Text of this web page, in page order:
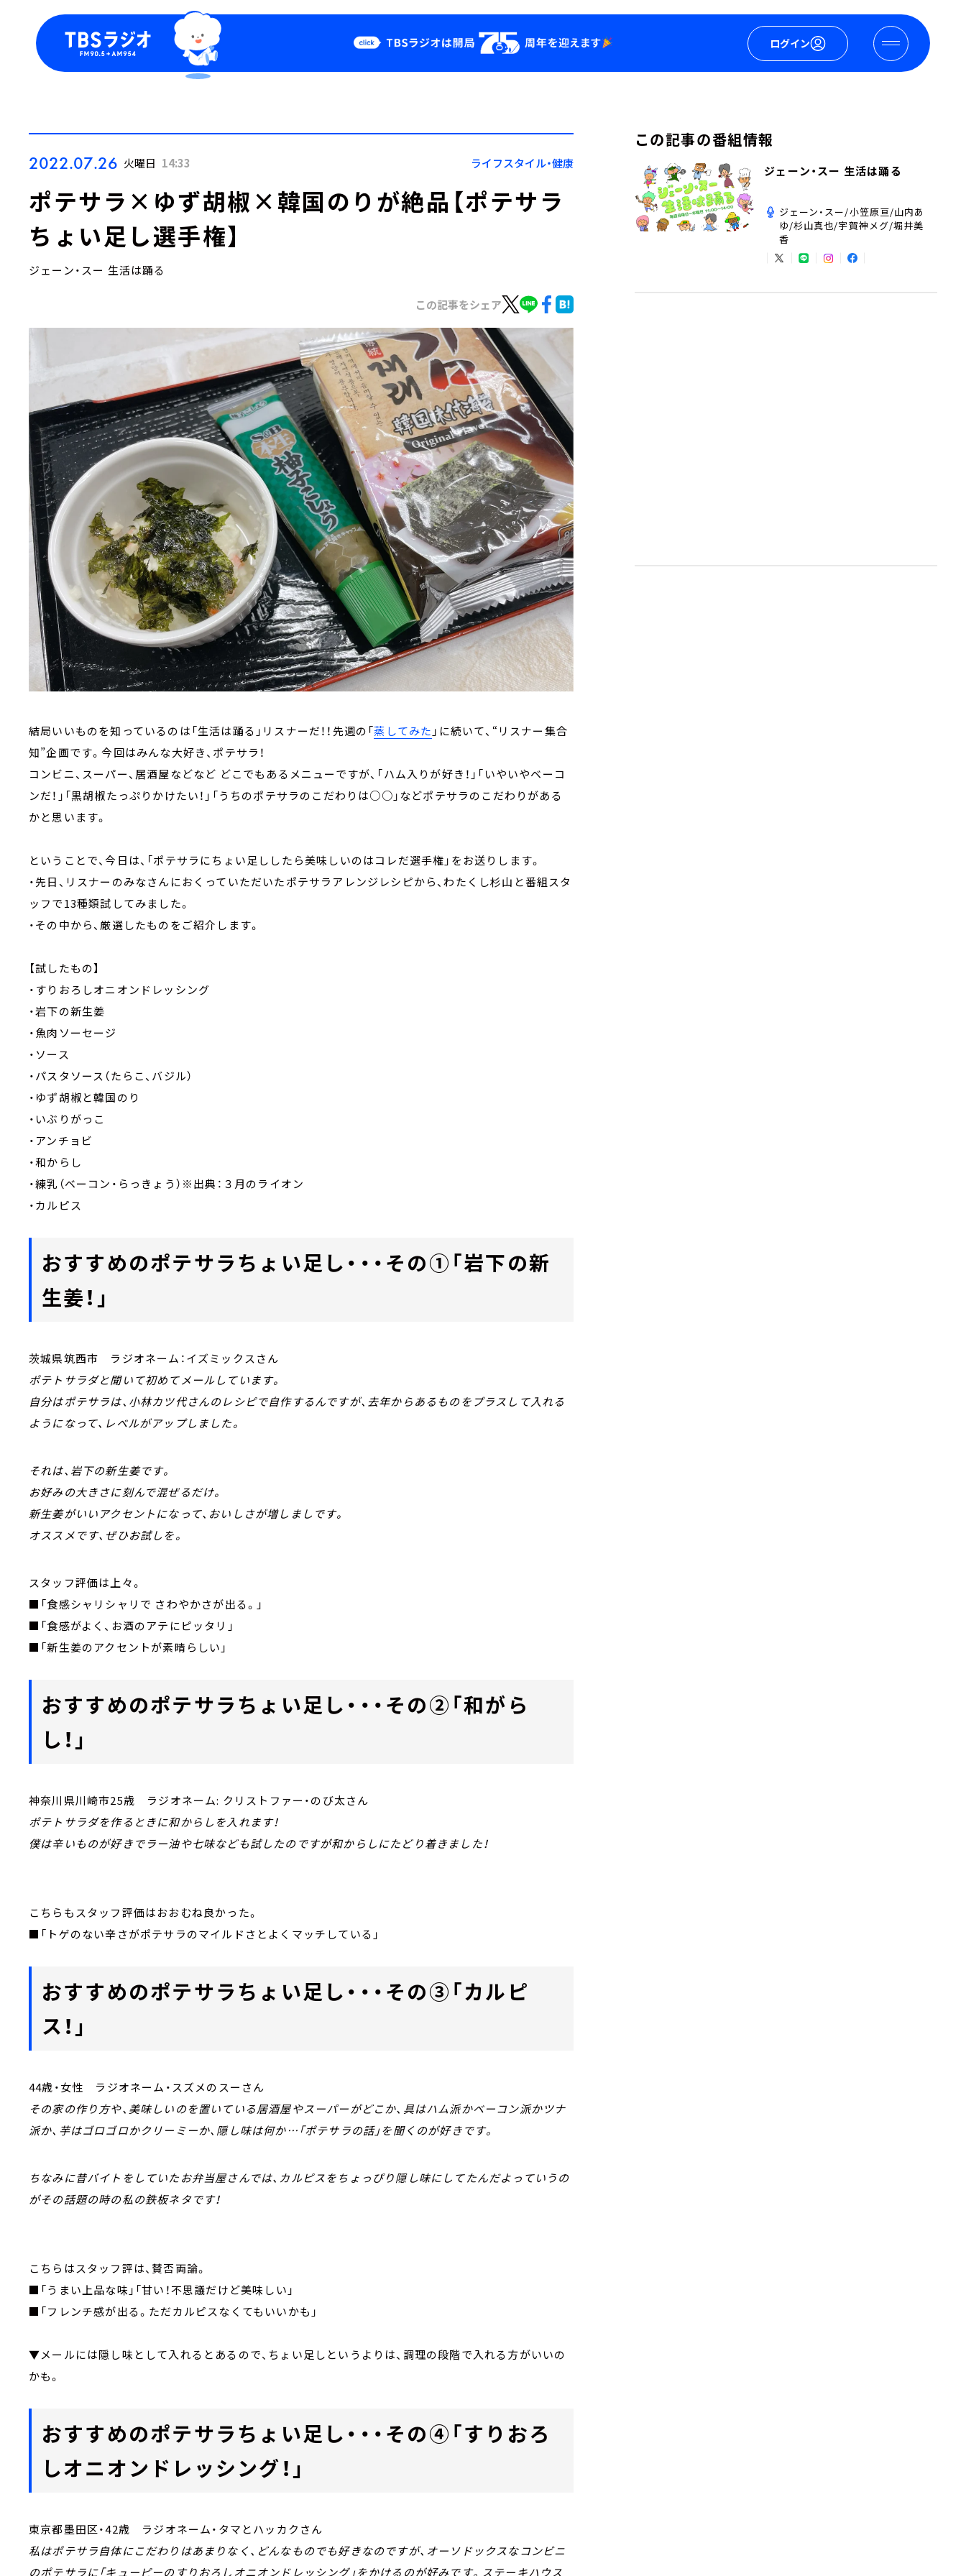
ログイン
Podcast
YouTube
会社情報
2022.07.26 火曜日 14:33 ライフスタイル・健康
ポテサラ×ゆず胡椒×韓国のりが絶品【ポテサラ
ちょい足し選手権】
ジェーン・スー 生活は踊る
この記事をシェア
結局いいものを知っているのは「生活は踊る」リスナーだ！！先週の「蒸してみた 」に続いて、“リスナー集合
知”企画です。今回はみんな大好き、ポテサラ！
コンビニ、スーパー、居酒屋などなど どこでもあるメニューですが、「ハム入りが好き！」「いやいやベーコ
ンだ！」「黒胡椒たっぷりかけたい！」「うちのポテサラのこだわりは○○」などポテサラのこだわりがある
かと思います。
ということで、今日は、「ポテサラにちょい足ししたら美味しいのはコレだ選手権」をお送りします。
・先日、リスナーのみなさんにおくっていただいたポテサラアレンジレシピから、わたくし杉山と番組スタ
ッフで13種類試してみました。
・その中から、厳選したものをご紹介します。
【試したもの】
・すりおろしオニオンドレッシング
・岩下の新生姜
・魚肉ソーセージ
・ソース
・パスタソース（たらこ、バジル）
・ゆず胡椒と韓国のり
・いぶりがっこ
・アンチョビ
・和からし
・練乳（ベーコン・らっきょう）※出典：３月のライオン
・カルピス
おすすめのポテサラちょい足し・・・その①「岩下の新
生姜！」
茨城県筑西市 ラジオネーム：イズミックスさん
ポテトサラダと聞いて初めてメールしています。
自分はポテサラは、小林カツ代さんのレシピで自作するんですが、去年からあるものをプラスして入れる
ようになって、レベルがアップしました。
それは、岩下の新生姜です。
お好みの大きさに刻んで混ぜるだけ。
新生姜がいいアクセントになって、おいしさが増しましです。
オススメです、ぜひお試しを。
スタッフ評価は上々。
■「食感シャリシャリで さわやかさが出る。」
■「食感がよく、お酒のアテにピッタリ」
■「新生姜のアクセントが素晴らしい」
おすすめのポテサラちょい足し・・・その②「和がら
し！」
神奈川県川崎市25歳 ラジオネーム: クリストファー・のび太さん
ポテトサラダを作るときに和からしを入れます！
僕は辛いものが好きでラー油や七味なども試したのですが和からしにたどり着きました！
こちらもスタッフ評価はおおむね良かった。
■「トゲのない辛さがポテサラのマイルドさとよくマッチしている」
おすすめのポテサラちょい足し・・・その③「カルピ
ス！」
44歳・女性 ラジオネーム・スズメのスーさん
その家の作り方や、美味しいのを置いている居酒屋やスーパーがどこか、具はハム派かベーコン派かツナ
派か、芋はゴロゴロかクリーミーか、隠し味は何か…「ポテサラの話」を聞くのが好きです。
ちなみに昔バイトをしていたお弁当屋さんでは、カルピスをちょっぴり隠し味にしてたんだよっていうの
がその話題の時の私の鉄板ネタです！
こちらはスタッフ評は、賛否両論。
■「うまい上品な味」「甘い！不思議だけど美味しい」
■「フレンチ感が出る。ただカルピスなくてもいいかも」
▼メールには隠し味として入れるとあるので、ちょい足しというよりは、調理の段階で入れる方がいいの
かも。
おすすめのポテサラちょい足し・・・その④「すりおろ
しオニオンドレッシング！」
東京都墨田区・42歳 ラジオネーム・タマとハッカクさん
私はポテサラ自体にこだわりはあまりなく、どんなものでも好きなのですが、オーソドックスなコンビニ
のポテサラに「キューピーのすりおろしオニオンドレッシング」をかけるのが好みです。ステーキハウス
この記事の番組情報
ジェーン・スー 生活は踊る
ジェーン・スー/小笠原亘/山内あ
ゆ/杉山真也/宇賀神メグ/堀井美
香